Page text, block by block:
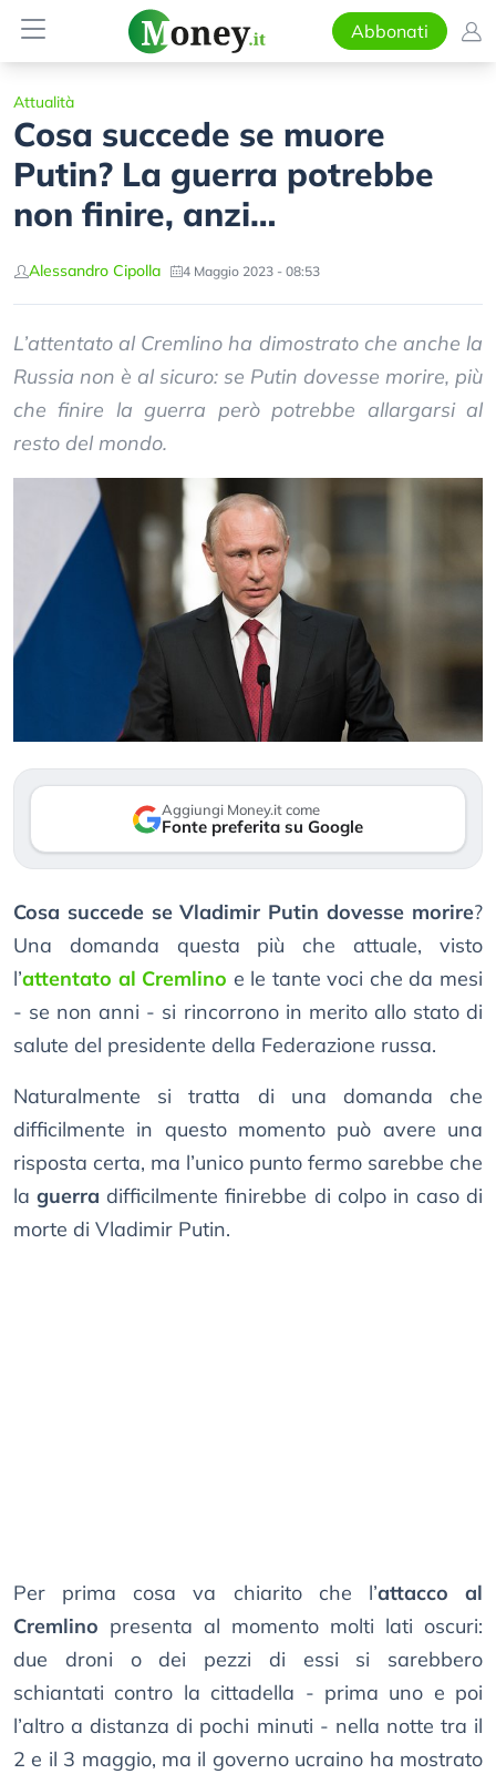
Abbonati
Attualità
Cosa succede se muore
Putin? La guerra potrebbe
non finire, anzi…
Alessandro Cipolla 4 Maggio 2023 - 08:53
L’attentato al Cremlino ha dimostrato che anche la
Russia non è al sicuro: se Putin dovesse morire, più
che finire la guerra però potrebbe allargarsi al
resto del mondo.
Aggiungi Money.it come
Fonte preferita su Google
Cosa succede se Vladimir Putin dovesse morire?
Una domanda questa più che attuale, visto
l’attentato al Cremlino e le tante voci che da mesi
- se non anni - si rincorrono in merito allo stato di
salute del presidente della Federazione russa.
Naturalmente si tratta di una domanda che
difficilmente in questo momento può avere una
risposta certa, ma l’unico punto fermo sarebbe che
laguerra difficilmente finirebbe di colpo in caso di
morte di Vladimir Putin.
Per prima cosa va chiarito che l’attacco al
Cremlino presenta al momento molti lati oscuri:
due droni o dei pezzi di essi si sarebbero
schiantati contro la cittadella - prima uno e poi
l’altro a distanza di pochi minuti - nella notte tra il
2 e il 3 maggio, ma il governo ucraino ha mostrato